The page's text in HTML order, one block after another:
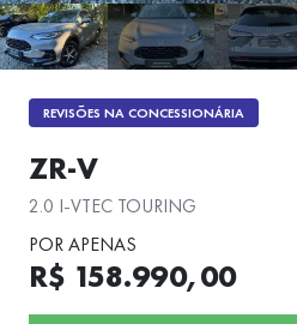
REVISÕES NA CONCESSIONÁRIA
ZR-V
2.0 I-VTEC TOURING
POR APENAS
R$ 158.990,00